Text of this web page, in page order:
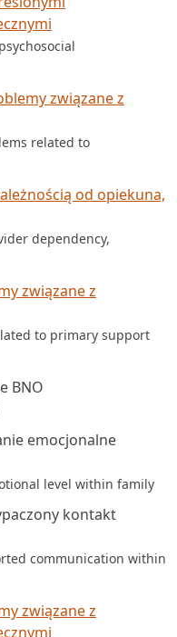
związane z
related to
od opiekuna,
dependency,
związane z
to primary support
BNO
emocjonalne
level within family
kontakt
communication within
związane z